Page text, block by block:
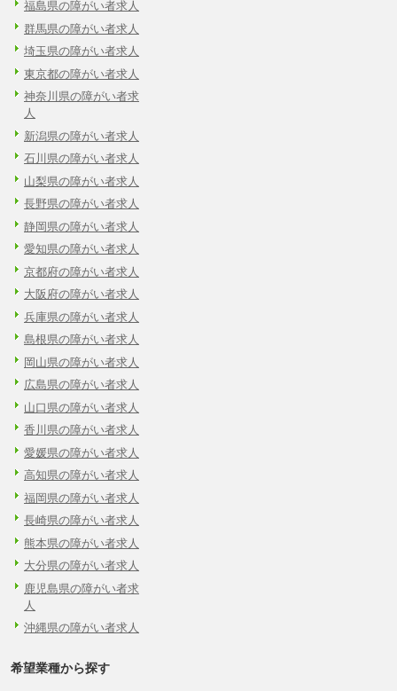
福島県の障がい者求人
群馬県の障がい者求人
埼玉県の障がい者求人
東京都の障がい者求人
神奈川県の障がい者求
人
新潟県の障がい者求人
石川県の障がい者求人
山梨県の障がい者求人
長野県の障がい者求人
静岡県の障がい者求人
愛知県の障がい者求人
京都府の障がい者求人
大阪府の障がい者求人
兵庫県の障がい者求人
島根県の障がい者求人
岡山県の障がい者求人
広島県の障がい者求人
山口県の障がい者求人
香川県の障がい者求人
愛媛県の障がい者求人
高知県の障がい者求人
福岡県の障がい者求人
長崎県の障がい者求人
熊本県の障がい者求人
大分県の障がい者求人
鹿児島県の障がい者求
人
沖縄県の障がい者求人
希望業種から探す